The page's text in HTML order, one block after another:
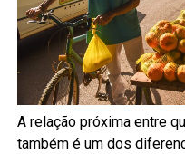
A relação próxima entre
também é um dos